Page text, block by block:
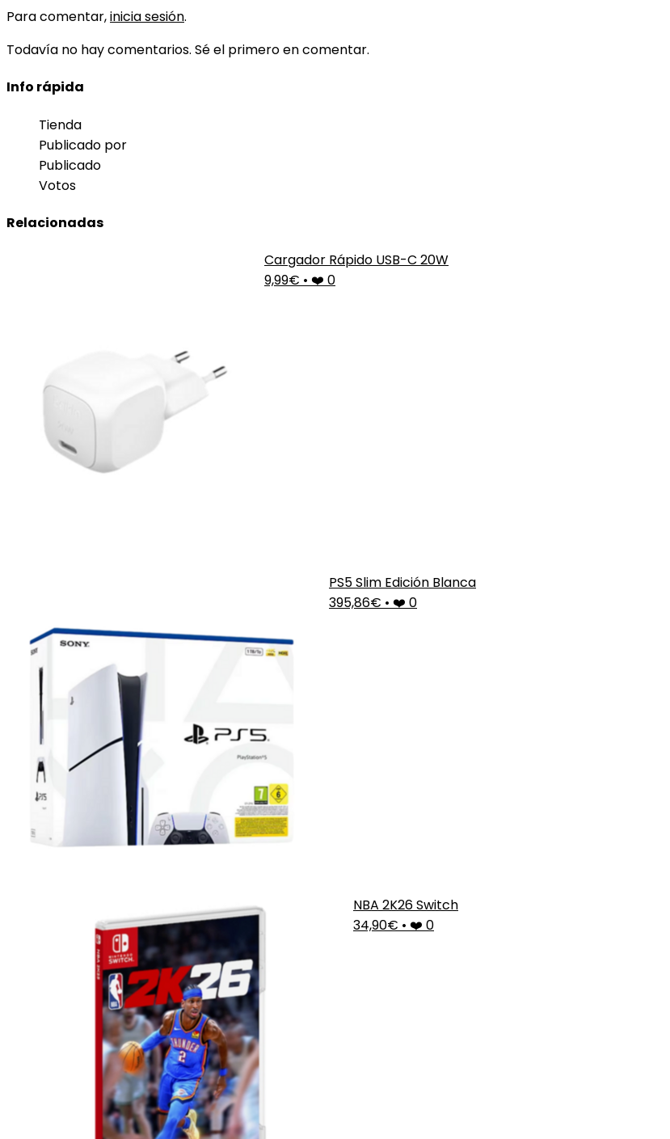
Para comentar,inicia sesión.
Todavía no hay comentarios. Sé el primero en comentar.
Info rápida
Tienda
Publicado por
Publicado
Votos
Relacionadas
Cargador Rápido USB-C 20W
9,99€ • ❤️ 0
PS5 Slim Edición Blanca
395,86€ • ❤️ 0
NBA 2K26 Switch
34,90€ • ❤️ 0